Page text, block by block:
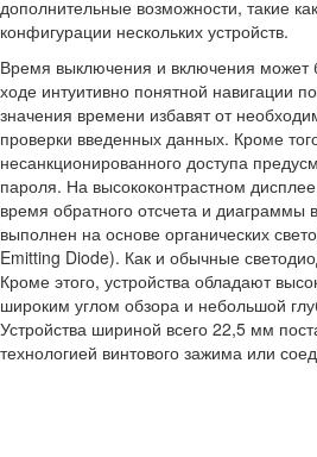
дополнительные возможности, такие
конфигурации нескольких устройств.
Время выключения и включения может
ходе интуитивно понятной навигации
значения времени избавят от
проверки введенных данных. Кроме
несанкционированного доступа
пароля. На высококонтрастном
время обратного отсчета и
выполнен на основе органических
Emitting Diode). Как и обычные
Кроме этого, устройства обладают
широким углом обзора и небольшой
Устройства шириной всего 22,5 мм
технологией винтового зажима или